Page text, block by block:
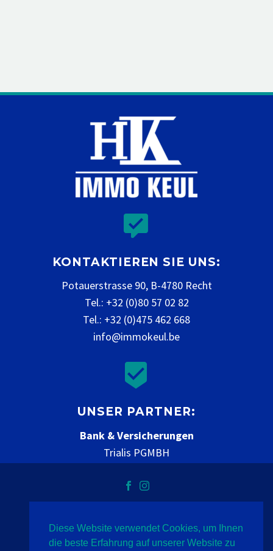


KONTAKTIEREN SIE UNS:
Potauerstrasse 90, B-4780 Recht
Tel.: +32 (0)80 57 02 82
Tel.: +32 (0)475 462 668
info@immokeul.be


UNSER PARTNER:
Bank & Versicherungen
Trialis PGMBH
Datenschutz Impressum Kontakt
Diese Website verwendet Cookies, um Ihnen
die beste Erfahrung auf unserer Website zu